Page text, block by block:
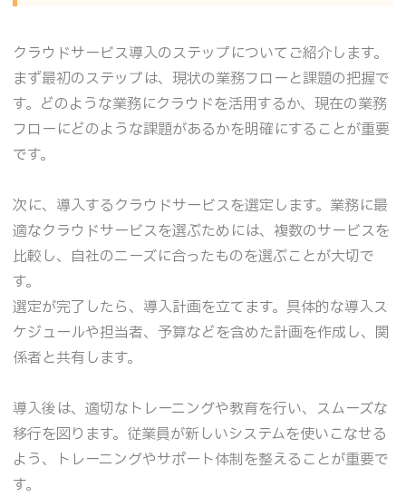
クラウドサービス導入のステップについてご紹介します。
まず最初のステップは、現状の業務フローと課題の把握で
す。どのような業務にクラウドを活用するか、現在の業務
フローにどのような課題があるかを明確にすることが重要
です。
次に、導入するクラウドサービスを選定します。業務に最
適なクラウドサービスを選ぶためには、複数のサービスを
比較し、自社のニーズに合ったものを選ぶことが大切で
す。
選定が完了したら、導入計画を立てます。具体的な導入ス
ケジュールや担当者、予算などを含めた計画を作成し、関
係者と共有します。
導入後は、適切なトレーニングや教育を行い、スムーズな
移行を図ります。従業員が新しいシステムを使いこなせる
よう、トレーニングやサポート体制を整えることが重要で
す。